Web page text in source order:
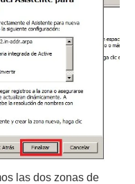
las dos zonas de